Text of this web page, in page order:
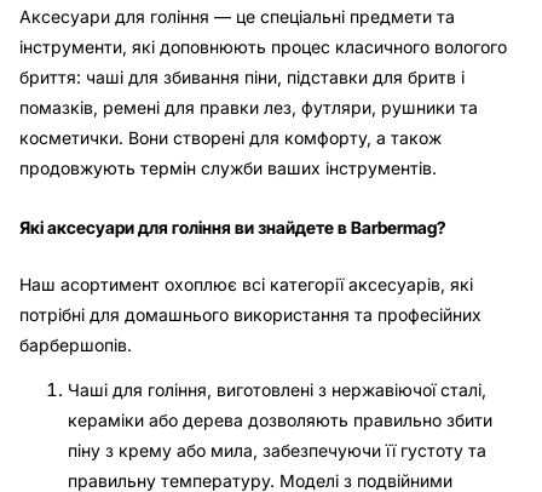
Аксесуари для гоління — це спеціальні предмети та
інструменти, які доповнюють процес класичного вологого
бриття: чаші для збивання піни, підставки для бритв і
помазків, ремені для правки лез, футляри, рушники та
косметички.​​​​​​​​​ Вони створені для комфорту, а також
продовжують термін служби ваших інструментів.
Які аксесуари для гоління ви знайдете в Barbermag?
Наш асортимент охоплює всі категорії аксесуарів, які
потрібні для домашнього використання та професійних
барбершопів.
Чаші для гоління, виготовлені з нержавіючої сталі,
кераміки або дерева дозволяють правильно збити
піну з крему або мила, забезпечуючи її густоту та
правильну температуру. Моделі з подвійними